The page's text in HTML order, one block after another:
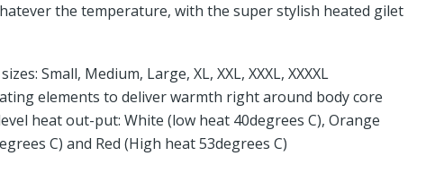
the temperature, with the super stylish heated gilet
Small, Medium, Large, XL, XXL, XXXL, XXXXL
elements to deliver warmth right around body core
heat out-put: White (low heat 40degrees C), Orange
C) and Red (High heat 53degrees C)